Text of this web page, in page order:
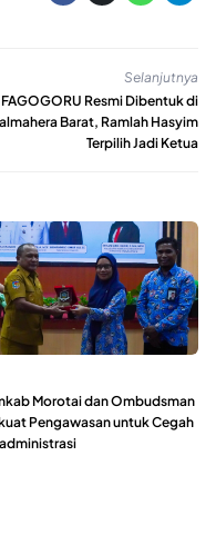
Selanjutnya
FAGOGORU Resmi Dibentuk di
Barat, Ramlah Hasyim
Terpilih Jadi Ketua
Morotai dan Ombudsman
Pengawasan untuk Cegah